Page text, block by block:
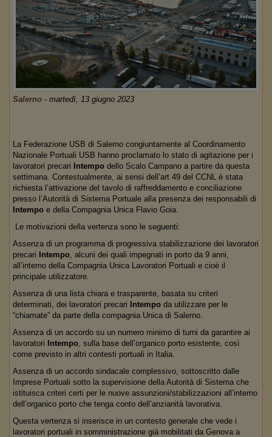
Salerno - martedì, 13 giugno 2023
La Federazione USB di Salerno congiuntamente al Coordinamento
Nazionale Portuali USB hanno proclamato lo stato di agitazione per i
lavoratori precari Intempo dello Scalo Campano a partire da questa
settimana. Contestualmente, ai sensi dell’art 49 del CCNL è stata
richiesta l’attivazione del tavolo di raffreddamento e conciliazione
presso l’Autorità di Sistema Portuale alla presenza dei responsabili di
Intempo e della Compagnia Unica Flavio Goia.
Le motivazioni della vertenza sono le seguenti:
Assenza di un programma di progressiva stabilizzazione dei lavoratori
precari Intempo , alcuni dei quali impegnati in porto da 9 anni,
all’interno della Compagnia Unica Lavoratori Portuali e cioè il
principale utilizzatore.
Assenza di una lista chiara e trasparente, basata su criteri
determinati, dei lavoratori precari Intempo da utilizzare per le
“chiamate” da parte della compagnia Unica di Salerno.
Assenza di un accordo su un numero minimo di turni da garantire ai
lavoratori Intempo , sulla base dell’organico porto esistente, così
come previsto in altri contesti portuali in Italia.
Assenza di un accordo sindacale complessivo, sottoscritto dalle
Imprese Portuali sotto la supervisione della Autorità di Sistema che
istituisca criteri certi per le nuove assunzioni/stabilizzazioni all’interno
dell’organico porto che tenga conto dell’anzianità lavorativa.
Questa vertenza si inserisce in un contesto generale che vede i
lavoratori portuali in somministrazione già mobilitati da Genova a